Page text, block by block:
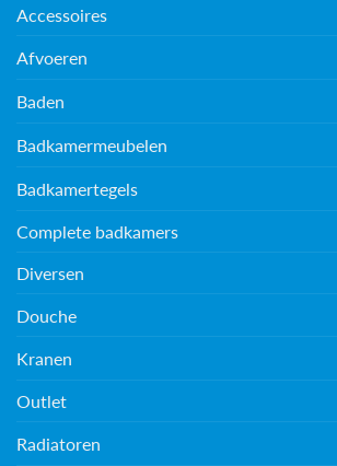
Accessoires
Afvoeren
Baden
Badkamermeubelen
Badkamertegels
Complete badkamers
Diversen
Douche
Kranen
Outlet
Radiatoren